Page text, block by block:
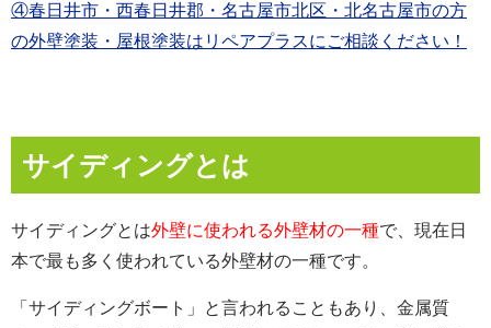
④春日井市・西春日井郡・名古屋市北区・北名古屋市の方
の外壁塗装・屋根塗装はリペアプラスにご相談ください！
サイディングとは
サイディングとは外壁に使われる外壁材の一種で、現在日
本で最も多く使われている外壁材の一種です。
「サイディングボート」と言われることもあり、金属質